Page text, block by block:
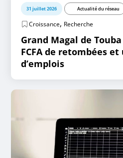
31 juillet 2026 Actualité du réseau
Croissance, Recherche
Grand Magal de
FCFA de retombées
d’emplois